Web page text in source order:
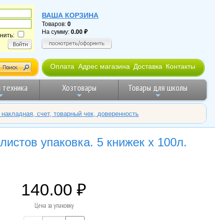
ВАША КОРЗИНА
Товаров:0
На сумму:0.00
Оплата Адрес магазина Доставка Контакты
Хозтовары Товары для школы
счет, товарный чек, доверенность
упаковка. 5 книжек х 100л.
140.00
Цена за упаковку